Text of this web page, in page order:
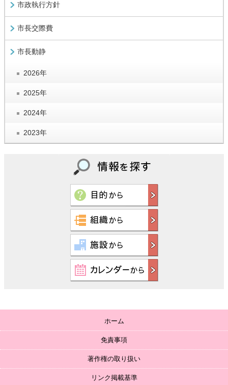
市政執行方針
市長交際費
市長動静
2026年
2025年
2024年
2023年
ホーム
免責事項
著作権の取り扱い
リンク掲載基準